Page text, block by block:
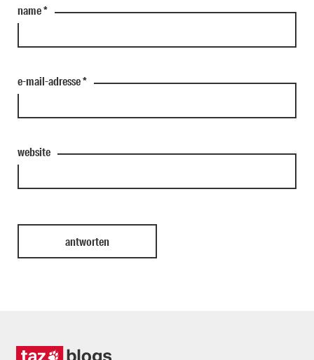
name*
e-mail-adresse*
website